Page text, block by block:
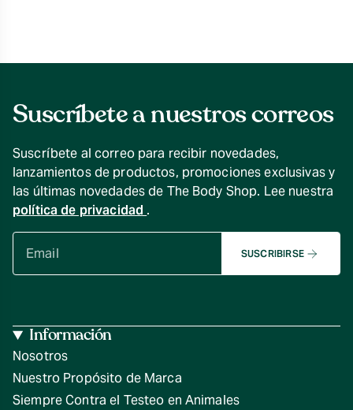
Suscríbete a nuestros correos
Suscríbete al correo para recibir novedades,
lanzamientos de productos, promociones exclusivas y
las últimas novedades de The Body Shop. Lee nuestra
política de privacidad .
SUSCRIBIRSE
Información
Nosotros
Nuestro Propósito de Marca
Siempre Contra el Testeo en Animales